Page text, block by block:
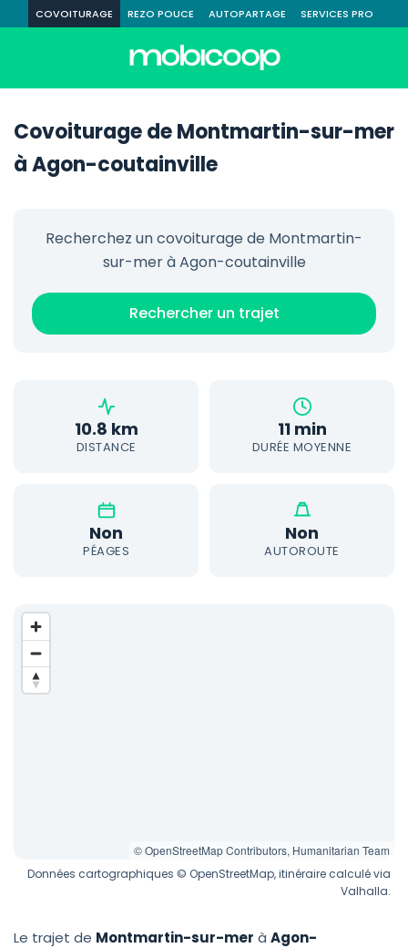
COVOITURAGE REZO POUCE AUTOPARTAGE SERVICES PRO
Covoiturage de Montmartin-sur-mer
à Agon-coutainville
Recherchez un covoiturage de Montmartin-
sur-mer à Agon-coutainville
Rechercher un trajet
10.8 km
DISTANCE
11 min
DURÉE MOYENNE
Non
PÉAGES
Non
AUTOROUTE
© OpenStreetMap Contributors, Humanitarian Team
Données cartographiques © OpenStreetMap, itinéraire calculé via
Valhalla.
Le trajet de Montmartin-sur-mer à Agon-